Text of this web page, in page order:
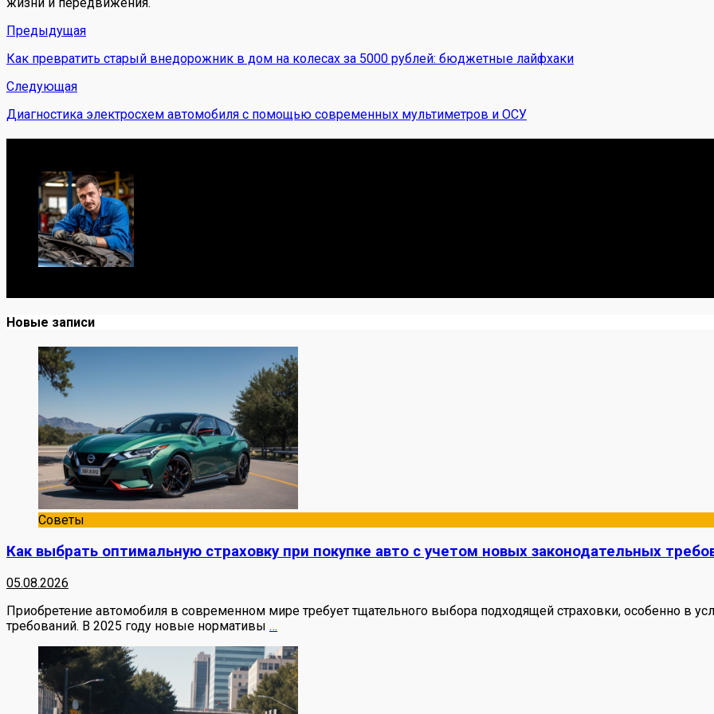
Предыдущая
Как превратить старый внедорожник в дом на колесах за 5000 рублей: бюджетные лайфхаки
Следующая
Диагностика электросхем автомобиля с помощью современных мультиметров и ОСУ
Новые записи
Советы
Как выбрать оптимальную страховку при покупке авто с учетом новых законодательных
05.08.2026
Приобретение автомобиля в современном мире требует тщательного выбора подходящей страховки, особенно в
требований. В 2025 году новые нормативы …